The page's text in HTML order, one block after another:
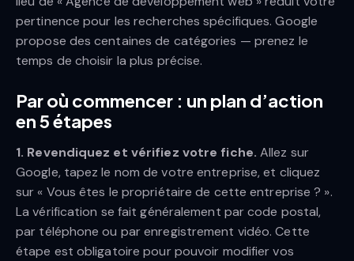
pertinence pour les recherches spécifiques. Google
propose des centaines de catégories — prenez le
temps de choisir la plus précise.
Par où commencer : un plan d’action
en 5 étapes
1. Revendiquez et vérifiez votre fiche. Allez sur
Google, tapez le nom de votre entreprise, et cliquez
sur « Vous êtes le propriétaire de cette entreprise ? ».
La vérification se fait généralement par code postal,
par téléphone ou par enregistrement vidéo. Cette
étape est obligatoire pour pouvoir modifier vos